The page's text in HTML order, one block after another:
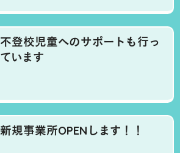
不登校児童へのサポートも行っ
ています
新規事業所OPENします！！